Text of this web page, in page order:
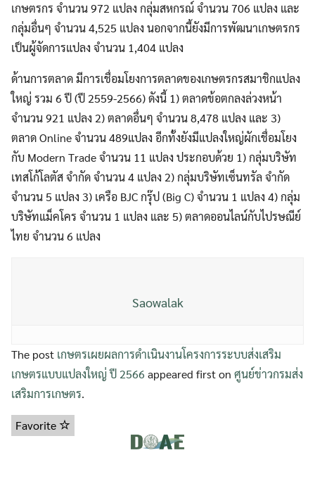
Search
เกษตรกร จำนวน 972 แปลง กลุ่มสหกรณ์ จำนวน 706 แปลง และ
กลุ่มอื่นๆ จำนวน 4,525 แปลง นอกจากนี้ยังมีการพัฒนาเกษตรกร
เป็นผู้จัดการแปลง จำนวน 1,404 แปลง
ด้านการตลาด มีการเชื่อมโยงการตลาดของเกษตรกรสมาชิกแปลง
ใหญ่ รวม 6 ปี (ปี 2559-2566) ดังนี้ 1) ตลาดข้อตกลงล่วงหน้า
จำนวน 921 แปลง 2) ตลาดอื่นๆ จำนวน 8,478 แปลง และ 3)
ตลาด Online จำนวน 489แปลง อีกทั้งยังมีแปลงใหญ่ผักเชื่อมโยง
กับ Modern Trade จำนวน 11 แปลง ประกอบด้วย 1) กลุ่มบริษัท
เทสโก้โลตัส จำกัด จำนวน 4 แปลง 2) กลุ่มบริษัทเซ็นทรัล จำกัด
จำนวน 5 แปลง 3) เครือ BJC กรุ๊ป (Big C) จำนวน 1 แปลง 4) กลุ่ม
บริษัทแม็คโคร จำนวน 1 แปลง และ 5) ตลาดออนไลน์กับไปรษณีย์
ไทย จำนวน 6 แปลง
Saowalak
The post เกษตรเผยผลการดำเนินงานโครงการระบบส่งเสริม
เกษตรแบบแปลงใหญ่ ปี 2566 appeared first on ศูนย์ข่าวกรมส่ง
เสริมการเกษตร.
Favorite